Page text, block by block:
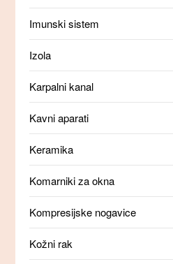
Imunski sistem
Izola
Karpalni kanal
Kavni aparati
Keramika
Komarniki za okna
Kompresijske nogavice
Kožni rak